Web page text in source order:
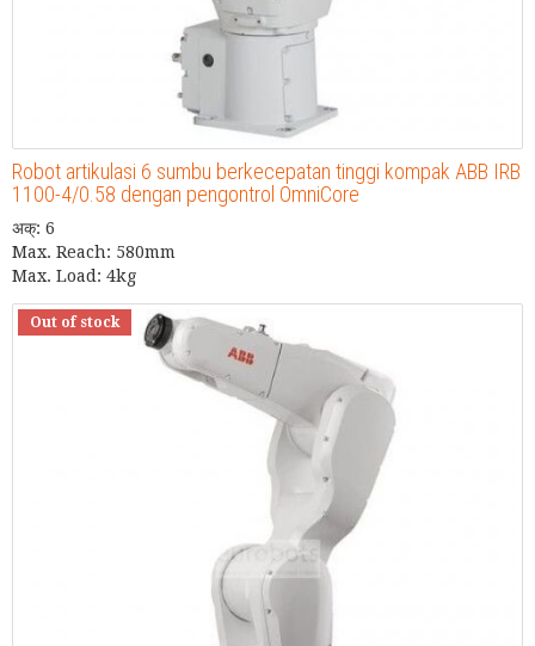
Robot artikulasi 6 sumbu berkecepatan tinggi kompak ABB IRB
1100-4/0.58 dengan pengontrol OmniCore
अक्: 6
Max. Reach: 580mm
Max. Load: 4kg
Out of stock